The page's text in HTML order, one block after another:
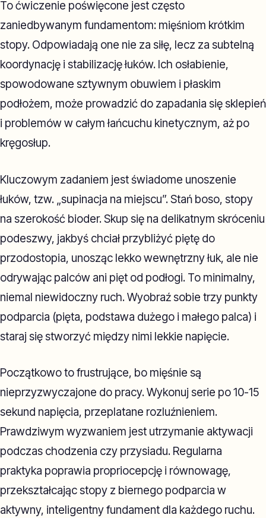
To ćwiczenie poświęcone jest często
zaniedbywanym fundamentom: mięśniom krótkim
stopy. Odpowiadają one nie za siłę, lecz za subtelną
koordynację i stabilizację łuków. Ich osłabienie,
spowodowane sztywnym obuwiem i płaskim
podłożem, może prowadzić do zapadania się sklepień
i problemów w całym łańcuchu kinetycznym, aż po
kręgosłup.
Kluczowym zadaniem jest świadome unoszenie
łuków, tzw. „supinacja na miejscu”. Stań boso, stopy
na szerokość bioder. Skup się na delikatnym skróceniu
podeszwy, jakbyś chciał przybliżyć piętę do
przodostopia, unosząc lekko wewnętrzny łuk, ale nie
odrywając palców ani pięt od podłogi. To minimalny,
niemal niewidoczny ruch. Wyobraź sobie trzy punkty
podparcia (pięta, podstawa dużego i małego palca) i
staraj się stworzyć między nimi lekkie napięcie.
Początkowo to frustrujące, bo mięśnie są
nieprzyzwyczajone do pracy. Wykonuj serie po 10-15
sekund napięcia, przeplatane rozluźnieniem.
Prawdziwym wyzwaniem jest utrzymanie aktywacji
podczas chodzenia czy przysiadu. Regularna
praktyka poprawia propriocepcję i równowagę,
przekształcając stopy z biernego podparcia w
aktywny, inteligentny fundament dla każdego ruchu.